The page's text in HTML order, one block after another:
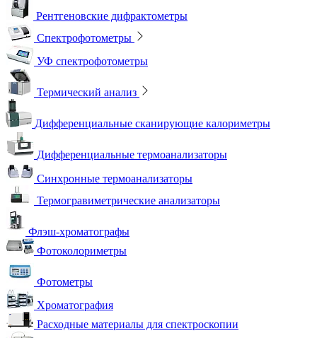
Рентгеновские дифрактометры
Спектрофотометры
УФ спектрофотометры
Термический анализ
Дифференциальные сканирующие калориметры
Дифференциальные термоанализаторы
Синхронные термоанализаторы
Термогравиметрические анализаторы
Флэш-хроматографы
Фотоколориметры
Фотометры
Хроматография
Расходные материалы для спектроскопии